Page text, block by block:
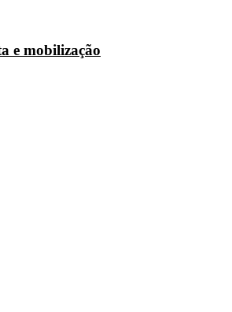
e mobilização